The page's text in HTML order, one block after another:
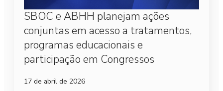
SBOC e ABHH planejam ações
conjuntas em acesso a tratamentos,
programas educacionais e
participação em Congressos
17 de abril de 2026